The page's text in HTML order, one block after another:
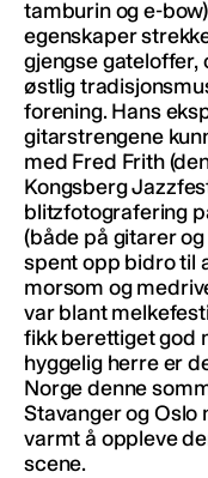
tamburin og e-
egenskaper
gjengse gateloffer,
østlig
forening. Hans
gitarstrengene
med Fred Frith
Kongsberg
blitzfotografering
(både på gitarer
spent opp bidro til
morsom og
var blant
fikk berettiget god
hyggelig herre er
Norge denne
Stavanger og Oslo
varmt å oppleve
scene.